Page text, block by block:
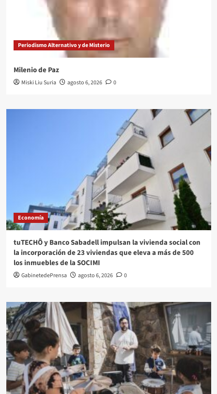
Periodismo Alternativo y de Misterio
Milenio de Paz
Miski Liu Suria agosto 6, 2026 0
Economía
tuTECHÔ y Banco Sabadell impulsan la vivienda social con
la incorporación de 23 viviendas que eleva a más de 500
los inmuebles de la SOCIMI
GabinetedePrensa agosto 6, 2026 0